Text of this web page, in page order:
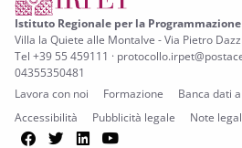
Istituto Regionale per la
Villa la Quiete alle Montalve - Via Pietro
Tel +39 55 459111 ·
04355350481
Lavora con noi
Formazione
Banca dati
Accessibilità
Pubblicità legale Note
Facebook
TwitterLinkedIn